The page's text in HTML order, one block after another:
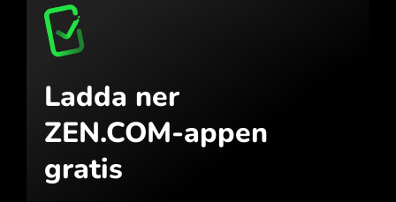
Ladda ner
ZEN.COM-appen
gratis